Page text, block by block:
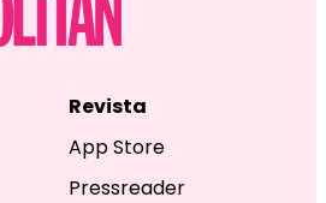
Revista
App Store
Pressreader